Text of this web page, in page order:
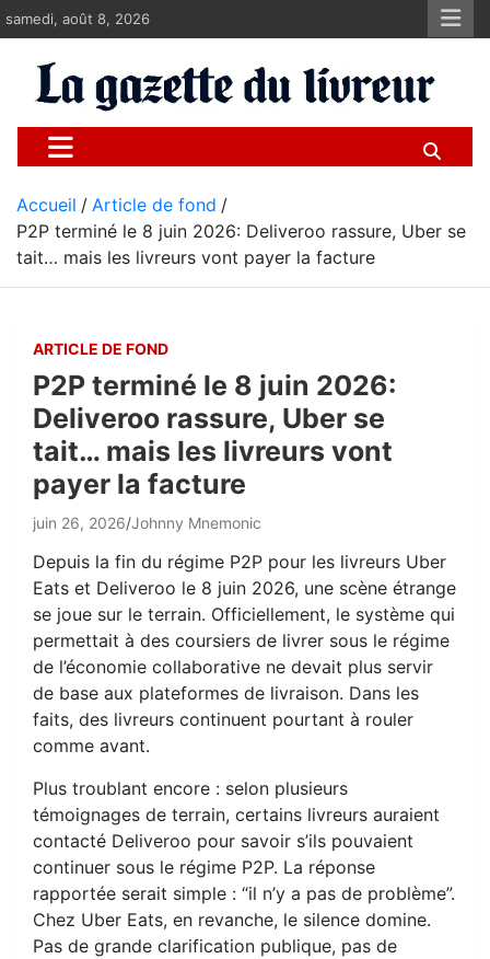
Aller
au
contenu
samedi, août 8, 2026
La gazette du livreur
Pour les livreurs Uber, Deliveroo et les autres
Accueil
Article de fond
P2P terminé le 8 juin 2026: Deliveroo rassure, Uber se
tait… mais les livreurs vont payer la facture
ARTICLE DE FOND
P2P terminé le 8 juin 2026:
Deliveroo rassure, Uber se
tait… mais les livreurs vont
payer la facture
juin 26, 2026 Johnny Mnemonic
Depuis la fin du régime P2P pour les livreurs Uber
Eats et Deliveroo le 8 juin 2026, une scène étrange
se joue sur le terrain. Officiellement, le système qui
permettait à des coursiers de livrer sous le régime
de l’économie collaborative ne devait plus servir
de base aux plateformes de livraison. Dans les
faits, des livreurs continuent pourtant à rouler
comme avant.
Plus troublant encore : selon plusieurs
témoignages de terrain, certains livreurs auraient
contacté Deliveroo pour savoir s’ils pouvaient
continuer sous le régime P2P. La réponse
rapportée serait simple : “il n’y a pas de problème”.
Chez Uber Eats, en revanche, le silence domine.
Pas de grande clarification publique, pas de